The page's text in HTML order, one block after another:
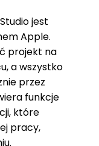
jest
Apple.
projekt na
a wszystko
przez
funkcje
które
pracy,